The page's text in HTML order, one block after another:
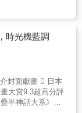
有什麼正在發生
幸福」的香噴噴氣
想跟那女孩一起
經大到我再也無
，我都不可能有
雞塊〉‟ 總覺得一
來越深的洞穴，
我覺得自己快被家
的遺物，也想不
，正要將一票損
後果的大小事件
，四疊半宿舍的
現在宿舍的走
同，更令人不可
妹明石的兒
救宇宙？而
去何從？結合小
與日本舞台劇
時光機藍調
封面獻畫  日本
大賞9.3超高分評
半神話大系》原